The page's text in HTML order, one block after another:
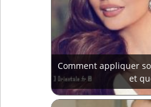
Comment appliquer
et